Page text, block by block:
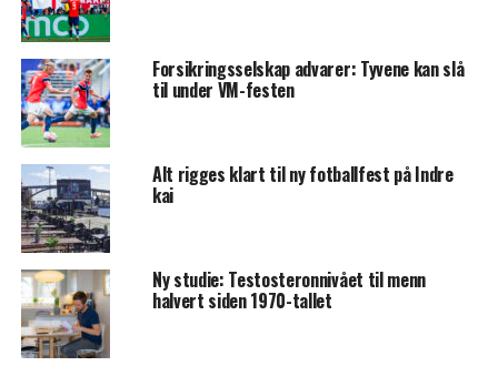
Forsikringsselskap advarer: Tyvene kan slå
til under VM-festen
Alt rigges klart til ny fotballfest på Indre
kai
Ny studie: Testosteronnivået til menn
halvert siden 1970-tallet